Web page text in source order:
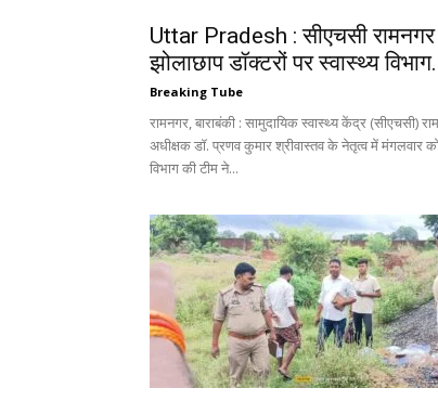
Uttar Pradesh : सीएचसी
झोलाछाप डॉक्टरों पर स्वास्थ्य
Breaking Tube
रामनगर, बाराबंकी : सामुदायिक स्वास्थ्य केंद्र (सीएचसी)
अधीक्षक डॉ. प्रणव कुमार श्रीवास्तव के नेतृत्व में मंगलवार
विभाग की टीम ने...